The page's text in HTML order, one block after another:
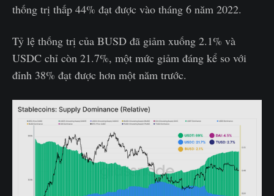
thống trị thấp 44% đạt được vào tháng 6 năm 2022.
Tỷ lệ thống trị của BUSD đã giảm xuống 2.1% và
USDC chỉ còn 21.7%, một mức giảm đáng kể so với
đỉnh 38% đạt được hơn một năm trước.